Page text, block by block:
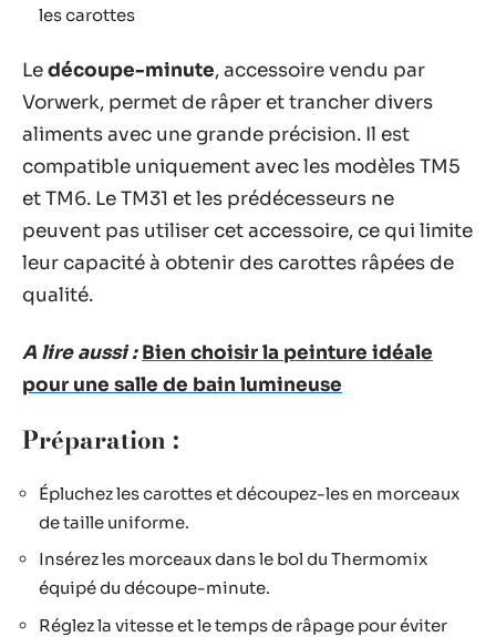
les carottes
Ledécoupe-minute, accessoire vendu par
Vorwerk, permet de râper et trancher divers
aliments avec une grande précision. Il est
compatible uniquement avec les modèles TM5
et TM6. Le TM31 et les prédécesseurs ne
peuvent pas utiliser cet accessoire, ce qui limite
leur capacité à obtenir des carottes râpées de
qualité.
A lire aussi : Bien choisir la peinture idéale
pour une salle de bain lumineuse
Préparation :
Épluchez les carottes et découpez-les en morceaux
de taille uniforme.
Insérez les morceaux dans le bol du Thermomix
équipé du découpe-minute.
Réglez la vitesse et le temps de râpage pour éviter